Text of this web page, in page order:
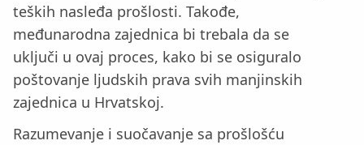
teških nasleđa prošlosti. Takođe,
međunarodna zajednica bi trebala da se
uključi u ovaj proces, kako bi se osiguralo
poštovanje ljudskih prava svih manjinskih
zajednica u Hrvatskoj.
Razumevanje i suočavanje sa prošlošću